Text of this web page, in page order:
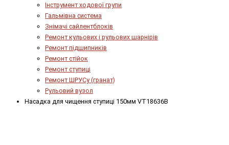
Інструмент ходової групи
Гальмівна система
Знімачі сайлентблоків
Ремонт кульових і рульових шарнірів
Ремонт підшипників
Ремонт стійок
Ремонт ступиці
Ремонт ШРУСу (гранат)
Рульовий вузол
Насадка для чищення ступиці 150мм VT18636B